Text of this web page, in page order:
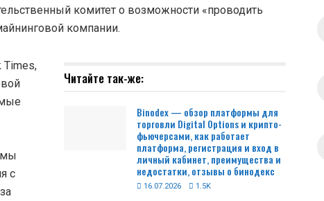
комитет о возможности «проводить
компании.
Читайте так-же:
Binodex — обзор платформы для
торговли Digital Options и крипто-
фьючерсами, как работает
платформа, регистрация и вход в
личный кабинет, преимущества и
недостатки, отзывы о бинодекс
16.07.2026 1.5K
Times,
с